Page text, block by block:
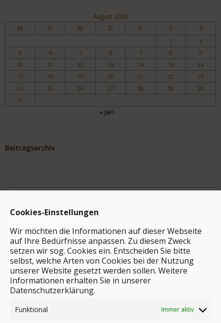
Cookies-Einstellungen
Wir möchten die Informationen auf dieser Webseite
auf Ihre Bedürfnisse anpassen. Zu diesem Zweck
setzen wir sog. Cookies ein. Entscheiden Sie bitte
selbst, welche Arten von Cookies bei der Nutzung
unserer Website gesetzt werden sollen. Weitere
Informationen erhalten Sie in unserer
Datenschutzerklärung.
Funktional Immer aktiv
August 2026
M D M D F S S
1
2
3
4 5 6 7 8
9
10
11 12 13 14 15
16
17
18 19 20 21 22
23
24
25 26 27 28 29
30
31
« Jan.
Beitragsarchiv
Archiv
Stichwortsuche